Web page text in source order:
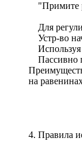
"Примите
Для
Устр-во
Используя
Пассивно
на
4. Правила